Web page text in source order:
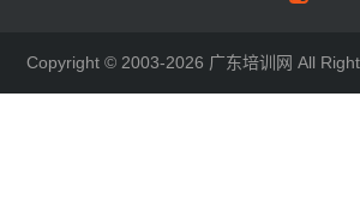
Copyright © 2003-2026 广东培训网 All